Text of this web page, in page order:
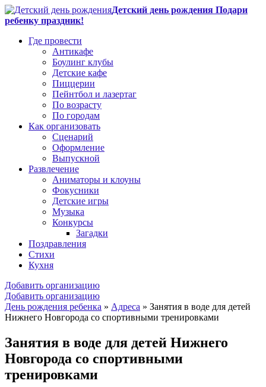
Детский день рождения Подари
ребенку праздник!
Где провести
Антикафе
Боулинг клубы
Детские кафе
Пиццерии
Пейнтбол и лазертаг
По возрасту
По городам
Как организовать
Сценарий
Оформление
Выпускной
Развлечение
Аниматоры и клоуны
Фокусники
Детские игры
Музыка
Конкурсы
Загадки
Поздравления
Стихи
Кухня
Добавить организацию
Добавить организацию
День рождения ребенка » Адреса » Занятия в воде для детей
Нижнего Новгорода со спортивными тренировками
Занятия в воде для детей Нижнего
Новгорода со спортивными
тренировками